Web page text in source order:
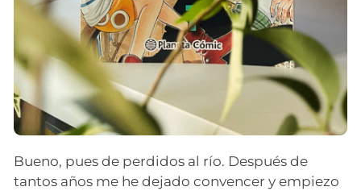
Bueno, pues de perdidos al río. Después de
tantos años me he dejado convencer y empiezo